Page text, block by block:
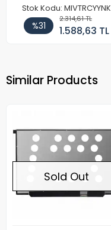
Stok Kodu: MIVTRCYYNK
%31
2.314,61 TL
1.588,63 TL
Similar Products
Sold Out